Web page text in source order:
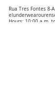
Rua Tres Fontes 8-
Hours: 10:00 a.m.